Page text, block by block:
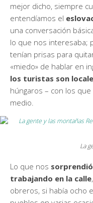
mejor dicho, siempre
entendíamos el
una conversación
lo que nos interesaba;
tenían prisas para
«miedo» de hablar en
los turistas son
húngaros – con los
medio.
La
Lo que nos sorprendió
trabajando en la calle
obreros, si había ocho